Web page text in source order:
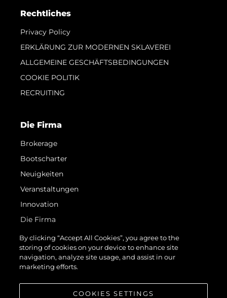
Rechtliches
Privacy Policy
ERKLÄRUNG ZUR MODERNEN SKLAVEREI
ALLGEMEINE GESCHÄFTSBEDINGUNGEN
COOKIE POLITIK
RECRUITING
Die Firma
Brokerage
Bootscharter
Neuigkeiten
Veranstaltungen
Innovation
Die Firma
Das Team
Lifestyle
Geschichte
By clicking “Accept All Cookies”, you agree to the
storing of cookies on your device to enhance site
navigation, analyze site usage, and assist in our
marketing efforts.
COOKIES SETTINGS